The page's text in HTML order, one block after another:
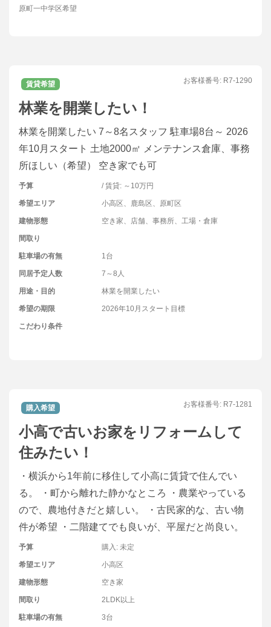
原町一中学区希望
賃貸希望 お客様番号: R7-1290
林業を開業したい！
林業を開業したい 7～8名スタッフ 駐車場8台～ 2026
年10月スタート 土地2000㎡ メンテナンス倉庫、事務
所ほしい（希望） 空き家でも可
予算 / 賃貸: ～10万円
希望エリア 小高区、鹿島区、原町区
建物形態 空き家、店舗、事務所、工場・倉庫
間取り
駐車場の有無 1台
同居予定人数 7～8人
用途・目的 林業を開業したい
希望の期限 2026年10月スタート目標
こだわり条件
購入希望 お客様番号: R7-1281
小高で古いお家をリフォームして
住みたい！
・横浜から1年前に移住して小高に賃貸で住んでい
る。 ・町から離れた静かなところ ・農業やっている
ので、農地付きだと嬉しい。 ・古民家的な、古い物
件が希望 ・二階建てでも良いが、平屋だと尚良い。
予算 購入: 未定
希望エリア 小高区
建物形態 空き家
間取り 2LDK以上
駐車場の有無 3台